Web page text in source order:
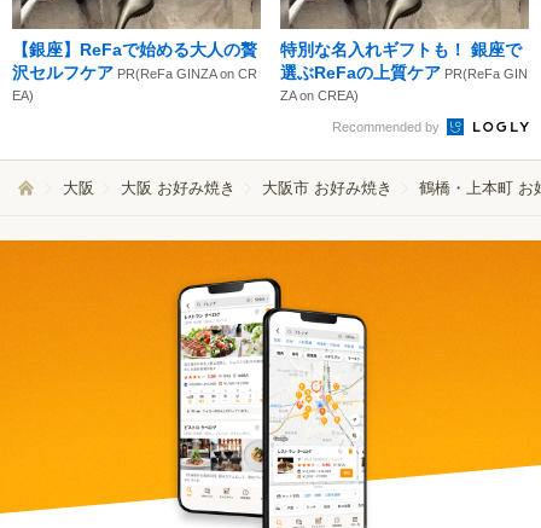
【銀座】ReFaで始める大人の贅
沢セルフケア PR(ReFa GINZA on CR
EA)
特別な名入れギフトも！ 銀座で
選ぶReFaの上質ケア PR(ReFa GIN
ZA on CREA)
Recommended by
大阪 大阪 お好み焼き 大阪市 お好み焼き 鶴橋・上本町 お